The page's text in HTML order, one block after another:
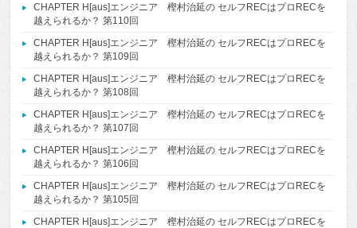
CHAPTER H[aus]エンジニア 樫村治延の セルフRECはプロRECを
越えられるか？ 第110回
CHAPTER H[aus]エンジニア 樫村治延の セルフRECはプロRECを
越えられるか？ 第109回
CHAPTER H[aus]エンジニア 樫村治延の セルフRECはプロRECを
越えられるか？ 第108回
CHAPTER H[aus]エンジニア 樫村治延の セルフRECはプロRECを
越えられるか？ 第107回
CHAPTER H[aus]エンジニア 樫村治延の セルフRECはプロRECを
越えられるか？ 第106回
CHAPTER H[aus]エンジニア 樫村治延の セルフRECはプロRECを
越えられるか？ 第105回
CHAPTER H[aus]エンジニア 樫村治延の セルフRECはプロRECを